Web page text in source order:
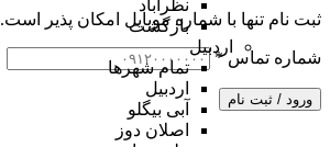
ثبت نام تنها با شماره موبایل امکان پذیر است.
شماره تماس*
ورود / ثبت نام
نظرآباد
بازگشت
اردبیل
تمام شهر‌ها
اردبیل
آبی بیگلو
اصلان دوز